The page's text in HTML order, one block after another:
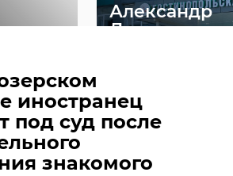
иностранец
под суд после
знакомого
Александр
Дрозденко
05 марта 2024, 13:20